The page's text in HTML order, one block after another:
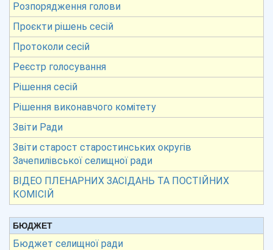
Розпорядження голови
Проєкти рішень сесій
Протоколи сесій
Реєстр голосування
Рішення сесій
Рішення виконавчого комітету
Звіти Ради
Звіти старост старостинських округів
Зачепилівської селищної ради
ВІДЕО ПЛЕНАРНИХ ЗАСІДАНЬ ТА ПОСТІЙНИХ
КОМІСІЙ
БЮДЖЕТ
Бюджет селищної ради